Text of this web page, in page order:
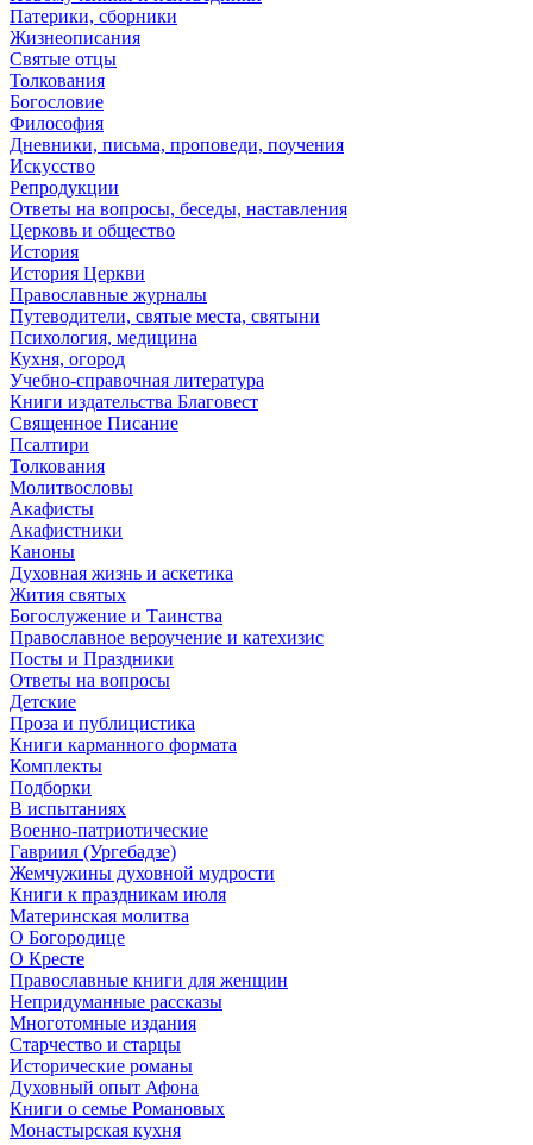
Патерики, сборники
Жизнеописания
Святые отцы
Толкования
Богословие
Философия
Дневники, письма, проповеди, поучения
Искусство
Репродукции
Ответы на вопросы, беседы, наставления
Церковь и общество
История
История Церкви
Православные журналы
Путеводители, святые места, святыни
Психология, медицина
Кухня, огород
Учебно-справочная литература
Книги издательства Благовест
Священное Писание
Псалтири
Толкования
Молитвословы
Акафисты
Акафистники
Каноны
Духовная жизнь и аскетика
Жития святых
Богослужение и Таинства
Православное вероучение и катехизис
Посты и Праздники
Ответы на вопросы
Детские
Проза и публицистика
Книги карманного формата
Комплекты
Подборки
В испытаниях
Военно-патриотические
Гавриил (Ургебадзе)
Жемчужины духовной мудрости
Книги к праздникам июля
Материнская молитва
О Богородице
О Кресте
Православные книги для женщин
Непридуманные рассказы
Многотомные издания
Старчество и старцы
Исторические романы
Духовный опыт Афона
Книги о семье Романовых
Монастырская кухня